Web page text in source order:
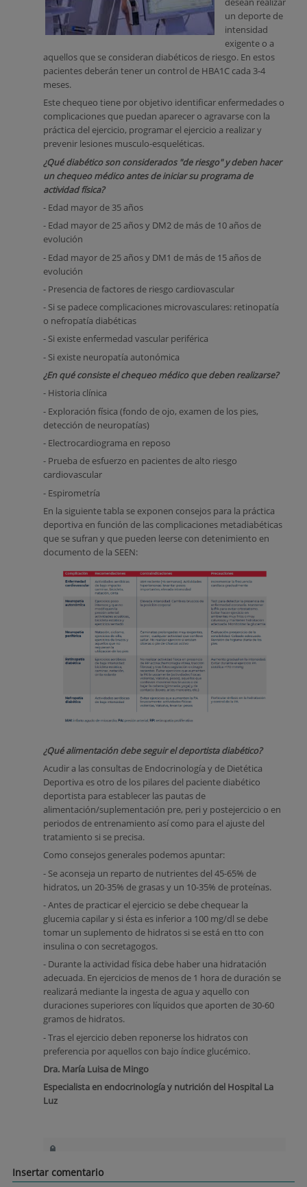
desean realizar
un deporte de
intensidad
exigente o a
aquellos que se consideran diabéticos de riesgo. En estos
pacientes deberán tener un control de HBA1C cada 3-4
meses.
Este chequeo tiene por objetivo identificar enfermedades o
complicaciones que puedan aparecer o agravarse con la
práctica del ejercicio, programar el ejercicio a realizar y
prevenir lesiones musculo-esqueléticas.
¿Qué diabético son considerados "de riesgo" y deben hacer
un chequeo médico antes de iniciar su programa de
actividad física?
- Edad mayor de 35 años
- Edad mayor de 25 años y DM2 de más de 10 años de
evolución
- Edad mayor de 25 años y DM1 de más de 15 años de
evolución
- Presencia de factores de riesgo cardiovascular
- Si se padece complicaciones microvasculares: retinopatía
o nefropatía diabéticas
- Si existe enfermedad vascular periférica
- Si existe neuropatía autonómica
¿En qué consiste el chequeo médico que deben realizarse?
- Historia clínica
- Exploración física (fondo de ojo, examen de los pies,
detección de neuropatías)
- Electrocardiograma en reposo
- Prueba de esfuerzo en pacientes de alto riesgo
cardiovascular
- Espirometría
En la siguiente tabla se exponen consejos para la práctica
deportiva en función de las complicaciones metadiabéticas
que se sufran y que pueden leerse con detenimiento en
documento de la SEEN:
¿Qué alimentación debe seguir el deportista diabético?
Acudir a las consultas de Endocrinología y de Dietética
Deportiva es otro de los pilares del paciente diabético
deportista para establecer las pautas de
alimentación/suplementación pre, peri y postejercicio o en
periodos de entrenamiento así como para el ajuste del
tratamiento si se precisa.
Como consejos generales podemos apuntar:
- Se aconseja un reparto de nutrientes del 45-65% de
hidratos, un 20-35% de grasas y un 10-35% de proteínas.
- Antes de practicar el ejercicio se debe chequear la
glucemia capilar y si ésta es inferior a 100 mg/dl se debe
tomar un suplemento de hidratos si se está en tto con
insulina o con secretagogos.
- Durante la actividad física debe haber una hidratación
adecuada. En ejercicios de menos de 1 hora de duración se
realizará mediante la ingesta de agua y aquello con
duraciones superiores con líquidos que aporten de 30-60
gramos de hidratos.
- Tras el ejercicio deben reponerse los hidratos con
preferencia por aquellos con bajo índice glucémico.
Dra. María Luisa de Mingo
Especialista en endocrinología y nutrición del Hospital La
Luz
Insertar comentario